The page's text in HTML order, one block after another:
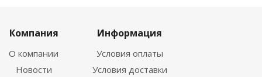
Компания
О компании
Новости
Информация
Условия оплаты
Условия доставки